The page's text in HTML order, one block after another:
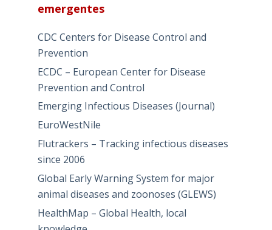
emergentes
CDC Centers for Disease Control and
Prevention
ECDC – European Center for Disease
Prevention and Control
Emerging Infectious Diseases (Journal)
EuroWestNile
Flutrackers – Tracking infectious diseases
since 2006
Global Early Warning System for major
animal diseases and zoonoses (GLEWS)
HealthMap – Global Health, local